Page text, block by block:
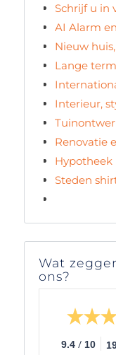
Schrijf u in
AI Alarm
Nieuw
Lange
Interieur,
Renovatie
Hypotheek
Steden
Wat
ons?
9.4 / 10